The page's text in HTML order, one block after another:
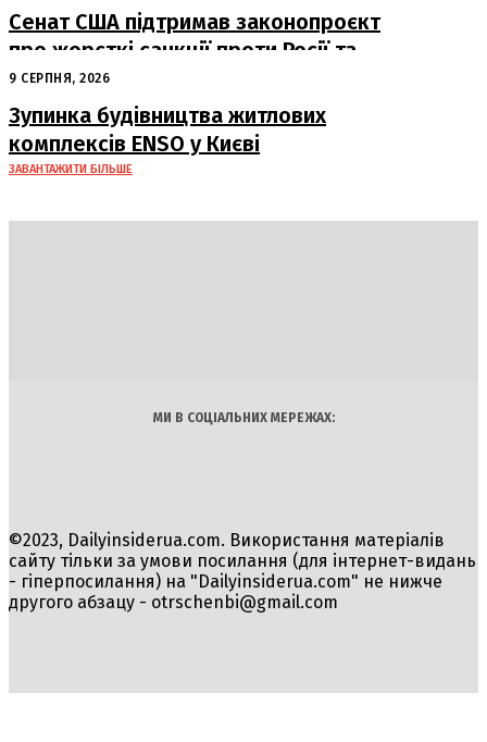
Сенат США підтримав законопроєкт
про жорсткі санкції проти Росії та
Ірану
9 СЕРПНЯ, 2026
Зупинка будівництва житлових
комплексів ENSO у Києві
ЗАВАНТАЖИТИ БІЛЬШЕ
МИ В СОЦІАЛЬНИХ МЕРЕЖАХ:
©2023, Dailyinsiderua.com. Використання матеріалів
сайту тільки за умови посилання (для інтернет-видань
- гіперпосилання) на "Dailyinsiderua.com" не нижче
другого абзацу - otrschenbi@gmail.com